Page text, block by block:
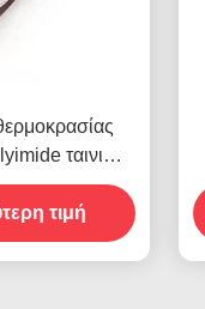
ταινιών
τιμή